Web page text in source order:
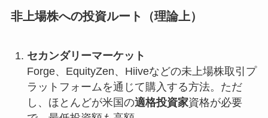
非上場株への投資ルート（理論上）
セカンダリーマーケット
Forge、EquityZen、Hiiveなどの未上場株取引プ
ラットフォームを通じて購入する方法。ただ
し、ほとんどが米国の適格投資家資格が必要